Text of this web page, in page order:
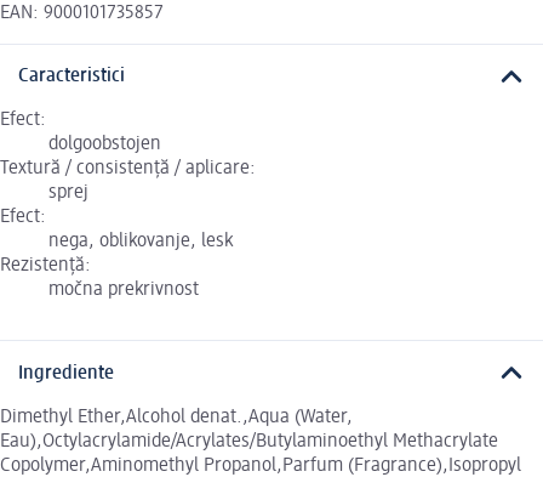
EAN: 9000101735857
Caracteristici
Efect:
dolgoobstojen
Textură / consistență / aplicare:
sprej
Efect:
nega, oblikovanje, lesk
Rezistență:
močna prekrivnost
Ingrediente
Dimethyl Ether,Alcohol denat.,Aqua (Water,
Eau),Octylacrylamide/Acrylates/Butylaminoethyl Methacrylate
Copolymer,Aminomethyl Propanol,Parfum (Fragrance),Isopropyl